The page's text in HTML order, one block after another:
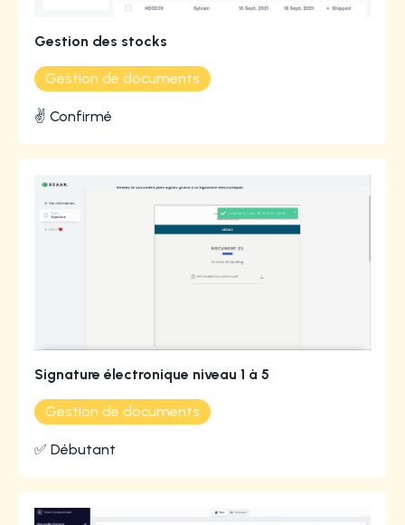
Gestion des stocks
Gestion de documents
✌️ Confirmé
Signature électronique niveau 1 à 5
Gestion de documents
✅ Débutant